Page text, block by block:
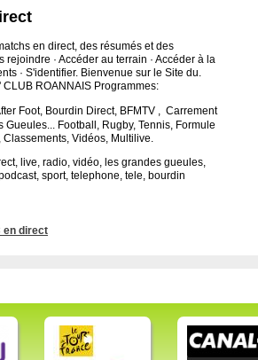
en direct, des résumés et des
rejoindre · Accéder au terrain · Accéder à la
· S'identifier. Bienvenue sur le Site du.
CLUB ROANNAIS Programmes:
Foot, Bourdin Direct, BFMTV , Carrement
Gueules... Football, Rugby, Tennis, Formule
Classements, Vidéos, Multilive.
live, radio, vidéo, les grandes gueules,
sport, telephone, tele, bourdin
en direct